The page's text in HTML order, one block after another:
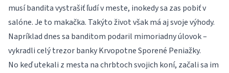
musí bandita vystrašiť ľudí v meste, inokedy sa zas pobiť v
salóne. Je to makačka. Takýto život však má aj svoje výhody.
Napríklad dnes sa banditom podaril mimoriadny úlovok –
vykradli celý trezor banky Krvopotne Sporené Peniažky.
No keď utekali z mesta na chrbtoch svojich koní, začali sa im